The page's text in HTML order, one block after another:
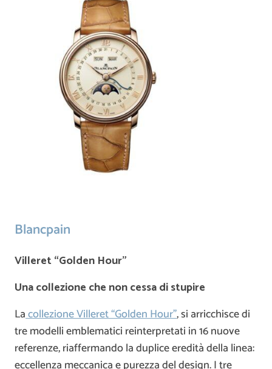
Blancpain
Villeret “Golden Hour”
Una collezione che non cessa di stupire
Lacollezione Villeret “Golden Hour”, si arricchisce di
tre modelli emblematici reinterpretati in 16 nuove
referenze, riaffermando la duplice eredità della linea:
eccellenza meccanica e purezza del design. I tre